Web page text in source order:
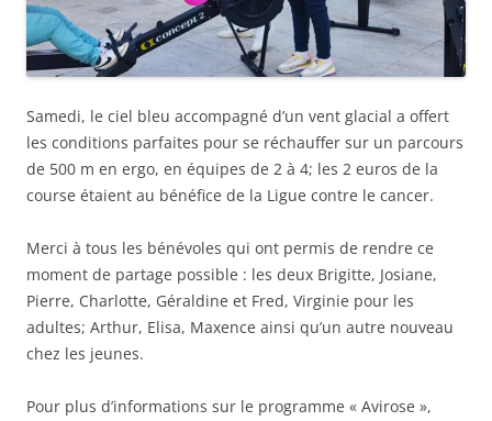
Samedi, le ciel bleu accompagné d’un vent glacial a offert
les conditions parfaites pour se réchauffer sur un parcours
de 500 m en ergo, en équipes de 2 à 4; les 2 euros de la
course étaient au bénéfice de la Ligue contre le cancer.
Merci à tous les bénévoles qui ont permis de rendre ce
moment de partage possible : les deux Brigitte, Josiane,
Pierre, Charlotte, Géraldine et Fred, Virginie pour les
adultes; Arthur, Elisa, Maxence ainsi qu’un autre nouveau
chez les jeunes.
Pour plus d’informations sur le programme « Avirose »,